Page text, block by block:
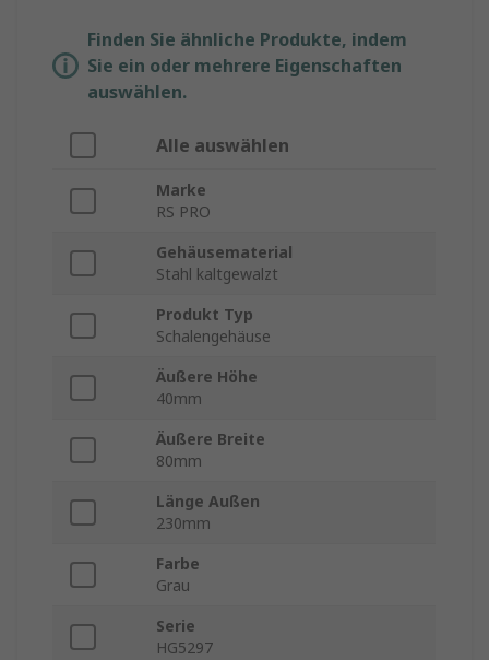
Finden Sie ähnliche Produkte, indem
Sie ein oder mehrere Eigenschaften
auswählen.
Alle auswählen
Marke
RS PRO
Gehäusematerial
Stahl kaltgewalzt
Produkt Typ
Schalengehäuse
Äußere Höhe
40mm
Äußere Breite
80mm
Länge Außen
230mm
Farbe
Grau
Serie
HG5297